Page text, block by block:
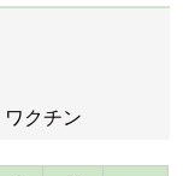
クチン